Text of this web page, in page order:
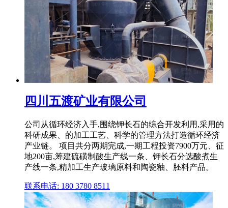
四川五渡矿业有限公司
公司从循环经济入手,围绕钾长石的综合开发利用,采用的
科研成果、的加工工艺、科学的管理方法打造循环经济
产业链。 项目共分两期完成,一期工程投资7900万元、征
地200亩,筹建硫磺制酸生产线一条、钾长石分选酸煮生
产线一条,精加工生产玻璃原料和陶瓷釉、胚料产品。
联系电话: 180 3780 8511